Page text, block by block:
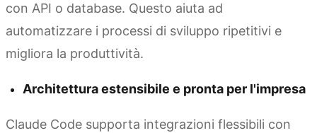
con API o database. Questo aiuta ad
automatizzare i processi di sviluppo ripetitivi e
migliora la produttività.
Architettura estensibile e pronta per l'impresa
Claude Code supporta integrazioni flessibili con